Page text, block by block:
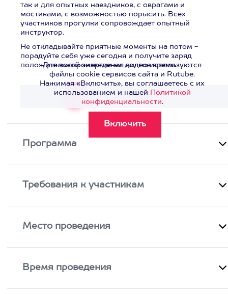
так и для опытных наездников, с оврагами и
мостиками, с возможностью порысить. Всех
участников прогулки сопровождает опытный
инструктор.
Не откладывайте приятные моменты на потом -
порадуйте себя уже сегодня и получите заряд
положительной энергии на долгое время.
Смотреть видео>
Для воспроизведения видео используются
файлы cookie сервисов сайта и Rutube.
Нажимая «Включить», вы соглашаетесь с их
использованием и нашей Политикой
конфиденциальности.
Программа
Требования к участникам
Место проведения
Время проведения